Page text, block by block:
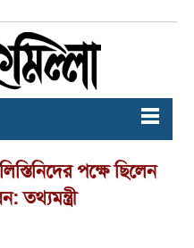
পক্ষে ছিলেন
তথ্যমন্ত্রী